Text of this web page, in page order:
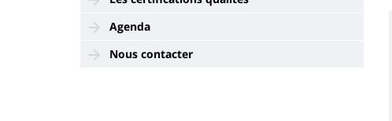
Agenda
Nous contacter